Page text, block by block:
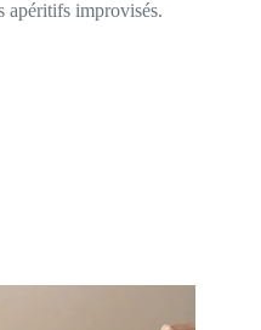
apéritifs improvisés.